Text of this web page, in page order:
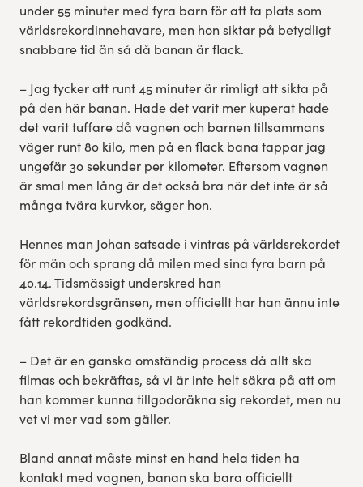
under 55 minuter med fyra barn för att ta plats som
världsrekordinnehavare, men hon siktar på betydligt
snabbare tid än så då banan är flack.
– Jag tycker att runt 45 minuter är rimligt att sikta på
på den här banan. Hade det varit mer kuperat hade
det varit tuffare då vagnen och barnen tillsammans
väger runt 80 kilo, men på en flack bana tappar jag
ungefär 30 sekunder per kilometer. Eftersom vagnen
är smal men lång är det också bra när det inte är så
många tvära kurvkor, säger hon.
Hennes man Johan satsade i vintras på världsrekordet
för män och sprang då milen med sina fyra barn på
40.14. Tidsmässigt underskred han
världsrekordsgränsen, men officiellt har han ännu inte
fått rekordtiden godkänd.
– Det är en ganska omständig process då allt ska
filmas och bekräftas, så vi är inte helt säkra på att om
han kommer kunna tillgodoräkna sig rekordet, men nu
vet vi mer vad som gäller.
Bland annat måste minst en hand hela tiden ha
kontakt med vagnen, banan ska bara officiellt